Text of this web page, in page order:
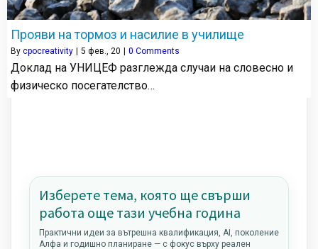
Прояви на тормоз и насилие в училище
By cpocreativity | 5 фев., 20 | 0 Comments
Доклад на УНИЦЕФ разглежда случаи на словесно и
физическо посегателство…
Изберете тема, която ще свърши
работа още тази учебна година
Практични идеи за вътрешна квалификация, AI, поколение
Алфа и годишно планиране — с фокус върху реален